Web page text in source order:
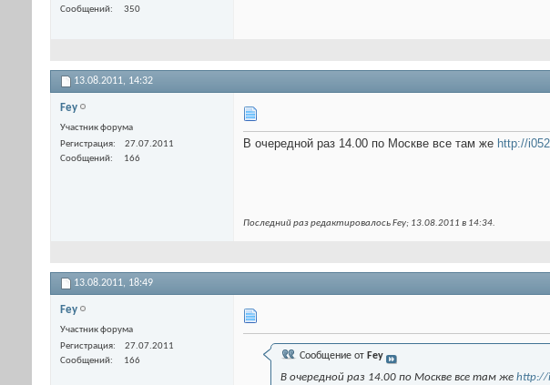
Сообщений
350
13.08.2011, 14:32
Fey
Участник форума
Регистрация
27.07.2011
Сообщений
166
В очередной раз 14.00 по Москве все там же http://
Последний раз редактировалось Fey; 13.08.2011 в 14:34.
13.08.2011, 18:49
Fey
Участник форума
Регистрация
27.07.2011
Сообщений
166 Сообщение от Fey
В очередной раз 14.00 по Москве все там же http://